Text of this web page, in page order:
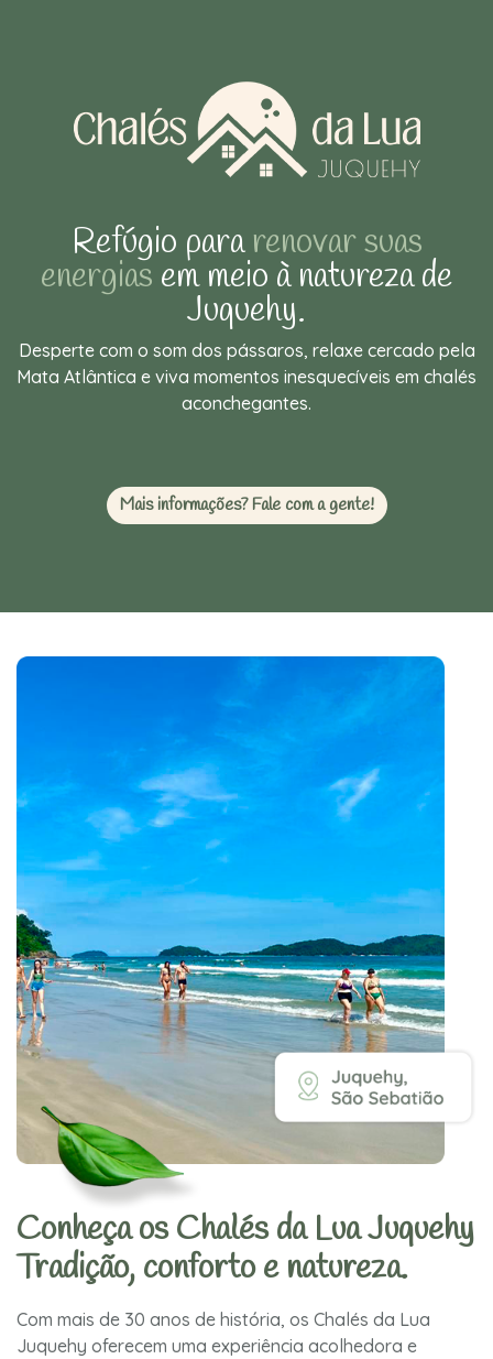
Refúgio pararenovar suas
energias em meio à natureza de
Juquehy.
Desperte com o som dos pássaros, relaxe cercado pela
Mata Atlântica e viva momentos inesquecíveis em chalés
aconchegantes.
Mais informações? Fale com a gente!
Conheça os Chalés da Lua Juquehy
Tradição, conforto e natureza.
Com mais de 30 anos de história, os Chalés da Lua
Juquehy oferecem uma experiência acolhedora e